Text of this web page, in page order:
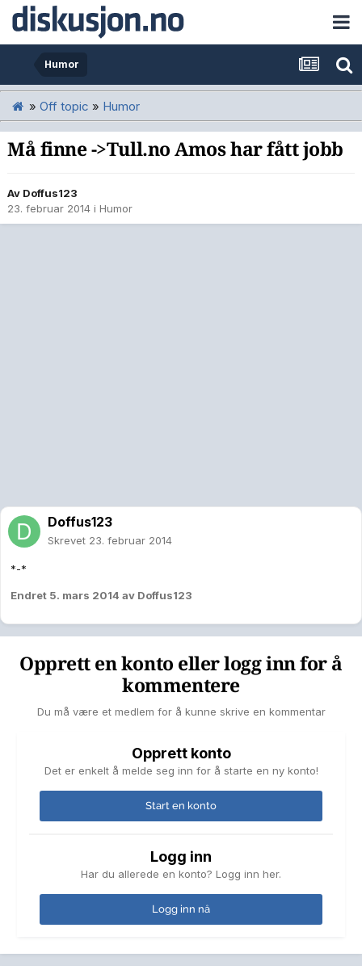
Humor
» Off topic » Humor
Må finne ->Tull.no Amos har fått jobb
Av Doffus123
23. februar 2014 i Humor
Doffus123
Skrevet 23. februar 2014
*-*
Endret 5. mars 2014 av Doffus123
Opprett en konto eller logg inn for å
kommentere
Du må være et medlem for å kunne skrive en kommentar
Opprett konto
Det er enkelt å melde seg inn for å starte en ny konto!
Start en konto
Logg inn
Har du allerede en konto? Logg inn her.
Logg inn nå